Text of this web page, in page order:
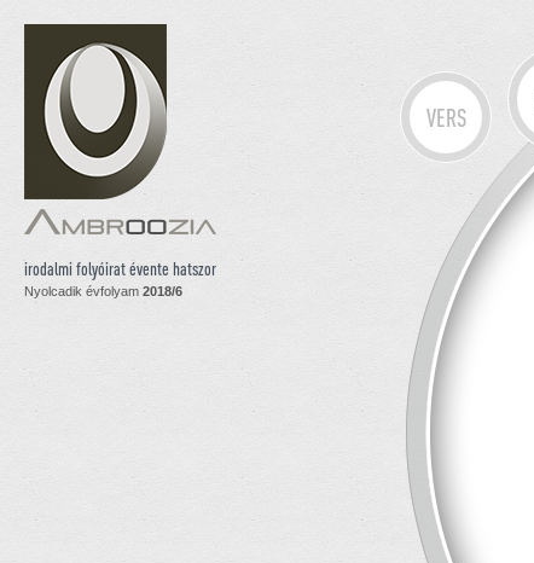
irodalmi folyóirat évente hatszor
Nyolcadik évfolyam 2018/6
VERS